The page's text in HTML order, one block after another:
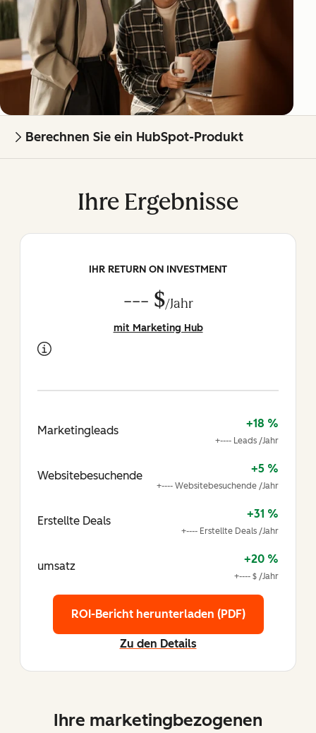
Berechnen Sie ein HubSpot-Produkt
Ihre marketingbezogenen
Ihre Ergebnisse
IHR RETURN ON INVESTMENT
--- $/Jahr
mit Marketing Hub
Marketingleads
+18 %
+---- Leads /Jahr
Websitebesuchende
+5 %
+---- Websitebesuchende /Jahr
Erstellte Deals
+31 %
+---- Erstellte Deals /Jahr
umsatz
+20 %
+---- $ /Jahr
Zu den Details
ROI-Bericht herunterladen (PDF)